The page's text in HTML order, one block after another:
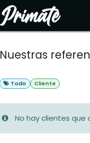
Nuestras
Todo Cliente
No hay clientes que